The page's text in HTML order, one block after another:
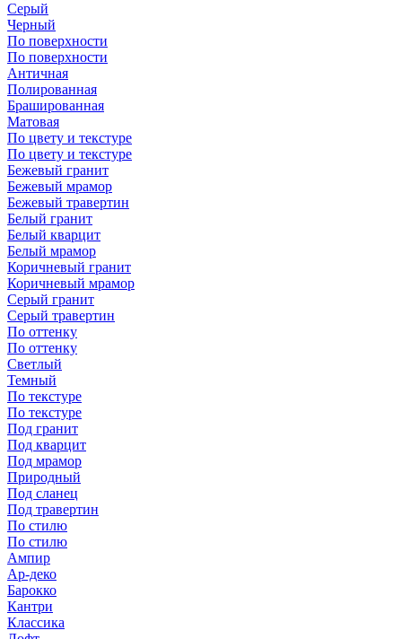
Серый
Черный
По поверхности
По поверхности
Античная
Полированная
Брашированная
Матовая
По цвету и текстуре
По цвету и текстуре
Бежевый гранит
Бежевый мрамор
Бежевый травертин
Белый гранит
Белый кварцит
Белый мрамор
Коричневый гранит
Коричневый мрамор
Серый гранит
Серый травертин
По оттенку
По оттенку
Светлый
Темный
По текстуре
По текстуре
Под гранит
Под кварцит
Под мрамор
Природный
Под сланец
Под травертин
По стилю
По стилю
Ампир
Ар-деко
Барокко
Кантри
Классика